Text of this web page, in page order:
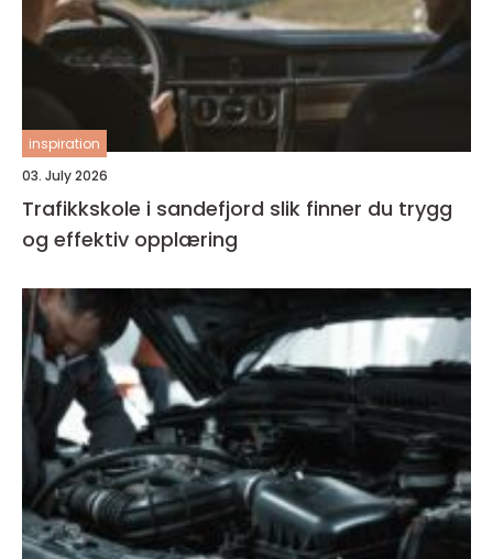
inspiration
03. July 2026
Trafikkskole i sandefjord slik finner du trygg
og effektiv opplæring